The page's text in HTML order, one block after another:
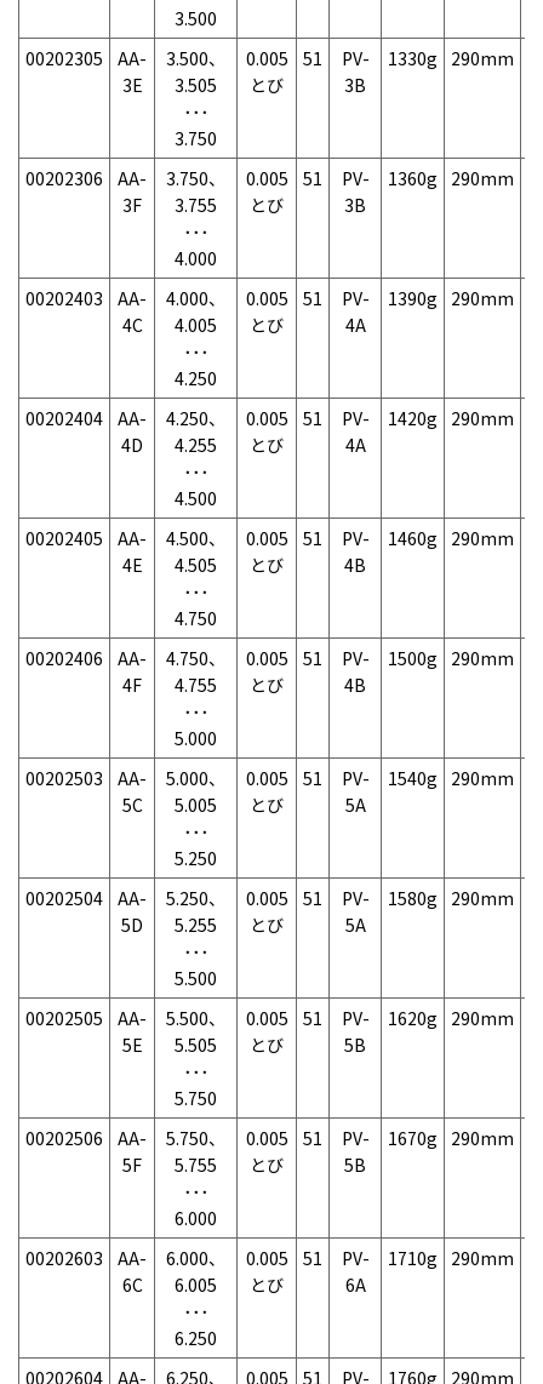
3.500
00202305
AA-
3E
3.500、
3.505
･･･
3.750
0.005
とび
51
PV-
3B
1330g 290mm
00202306
AA-
3F
3.750、
3.755
･･･
4.000
0.005
とび
51
PV-
3B
1360g 290mm
00202403
AA-
4C
4.000、
4.005
･･･
4.250
0.005
とび
51
PV-
4A
1390g 290mm
00202404 AA-
4D
4.250、
4.255
･･･
4.500
0.005
とび
51
PV-
4A
1420g 290mm
00202405
AA-
4E
4.500、
4.505
･･･
4.750
0.005
とび
51
PV-
4B
1460g 290mm
00202406
AA-
4F
4.750、
4.755
･･･
5.000
0.005
とび
51
PV-
4B
1500g 290mm
00202503
AA-
5C
5.000、
5.005
･･･
5.250
0.005
とび
51
PV-
5A
1540g 290mm
00202504 AA-
5D
5.250、
5.255
･･･
5.500
0.005
とび
51
PV-
5A
1580g 290mm
00202505
AA-
5E
5.500、
5.505
･･･
5.750
0.005
とび
51
PV-
5B
1620g 290mm
00202506
AA-
5F
5.750、
5.755
･･･
6.000
0.005
とび
51
PV-
5B
1670g 290mm
00202603
AA-
6C
6.000、
6.005
･･･
6.250
0.005
とび
51
PV-
6A
1710g 290mm
00202604 AA-
6.250、
0.005
51
PV-
1760g 290mm